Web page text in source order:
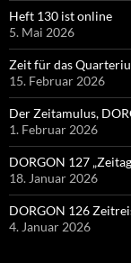
Heft 130 ist online
5. Mai 2026
Zeit für das
15. Februar 2026
Der Zeitamulus,
1. Februar 2026
DORGON 127
18. Januar 2026
DORGON 126
4. Januar 2026